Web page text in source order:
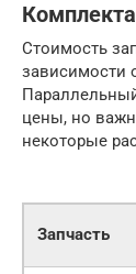
Стоимость
зависимости
цены, но
некоторые
Запчасть